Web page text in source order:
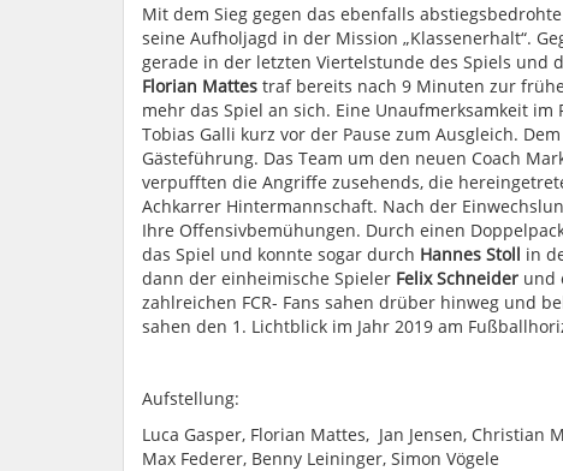
Mit dem Sieg gegen das ebenfalls
seine Aufholjagd in der Mission „Klassenerhalt“.
gerade in der letzten Viertelstunde des Spiels und
Florian Mattes traf bereits nach 9 Minuten zur
mehr das Spiel an sich. Eine Unaufmerksamkeit
Tobias Galli kurz vor der Pause zum Ausgleich.
Gästeführung. Das Team um den neuen Coach
verpufften die Angriffe zusehends, die
Achkarrer Hintermannschaft. Nach der
Ihre Offensivbemühungen. Durch einen
das Spiel und konnte sogar durch Hannes Stoll in
dann der einheimische Spieler Felix Schneider und
zahlreichen FCR- Fans sahen drüber hinweg und
sahen den 1. Lichtblick im Jahr 2019 am
Aufstellung:
Luca Gasper, Florian Mattes, Jan Jensen,
Max Federer, Benny Leininger, Simon Vögele